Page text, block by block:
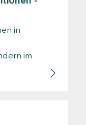
in
im